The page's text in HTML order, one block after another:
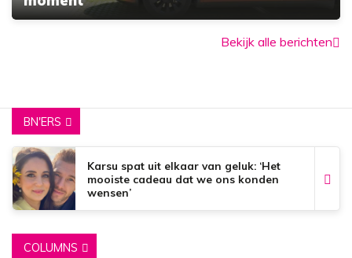
Bekijk alle berichten
BN'ERS
Karsu spat uit elkaar van geluk: ‘Het
mooiste cadeau dat we ons konden
wensen’
COLUMNS